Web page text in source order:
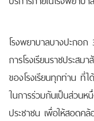
โรงพยาบาลบางปะก
การโรงเรียนราชประส
ของโรงเรียนทุกท่าน ที่
ในการร่วมกันเป็นส่วนห
ประชาชน เพื่อให้สอดคล้